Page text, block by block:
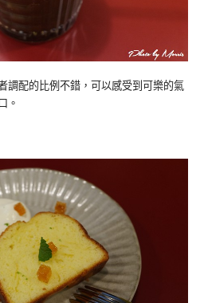
調配的比例不錯，可以感受到可樂的氣
。